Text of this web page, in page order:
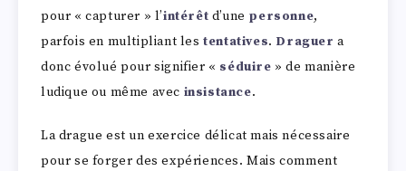
pour « capturer » l’intérêt d’une personne,
parfois en multipliant lestentatives. Draguer a
donc évolué pour signifier « séduire » de manière
ludique ou même avec insistance.
La drague est un exercice délicat mais nécessaire
pour se forger des expériences. Mais comment